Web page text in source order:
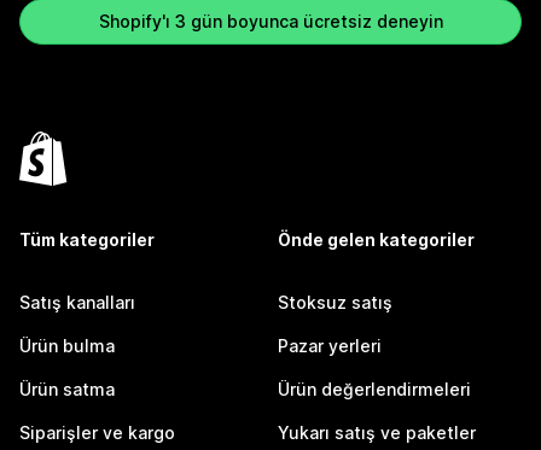
Shopify'ı 3 gün boyunca ücretsiz deneyin
Tüm kategoriler
Satış kanalları
Ürün bulma
Ürün satma
Siparişler ve kargo
Önde gelen kategoriler
Stoksuz satış
Pazar yerleri
Ürün değerlendirmeleri
Yukarı satış ve paketler